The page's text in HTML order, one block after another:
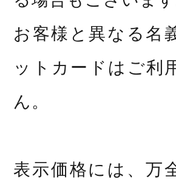
お客様と異なる名
ットカードはご利
ん。
表示価格には、万